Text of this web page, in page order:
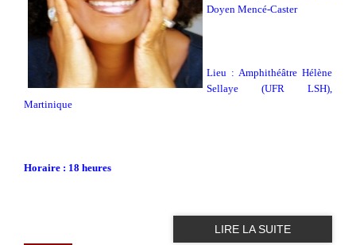
Doyen Mencé-Caster
Lieu : Amphithéâtre Hélène
Sellaye (UFR LSH),
Martinique
Horaire : 18 heures
LIRE LA SUITE